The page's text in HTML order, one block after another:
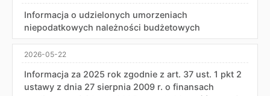
Informacja o udzielonych umorzeniach
niepodatkowych należności budżetowych
2026-05-22
Informacja za 2025 rok zgodnie z art. 37 ust. 1 pkt 2
ustawy z dnia 27 sierpnia 2009 r. o finansach